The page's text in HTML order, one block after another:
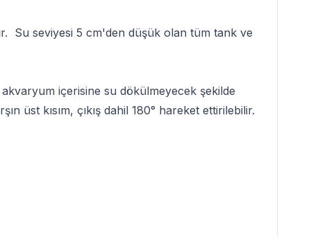
Su seviyesi 5 cm'den düşük olan tüm tank ve
içerisine su dökülmeyecek şekilde
üst kısım, çıkış dahil 180° hareket ettirilebilir.